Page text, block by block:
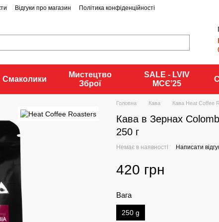
Відгуки про магазин Політика конфіденційності
Смаколики
Мистецтво
Зброї
SALE - LVIV
MCЄʼ25
Головна Кава Кава Heat Coffee
Кава в Зернах
250 г
Немає в наявності Написати
420 грн
Вага
250 g